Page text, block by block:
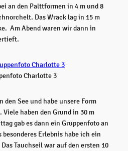
an den Palttformen in 4 m und 8
Das Wrack lag in 15 m
Am Abend waren wir dann in
Charlotte 3
See und habe unsere Form
haben den Grund in 30 m
gab es dann ein Gruppenfoto an
Erlebnis habe ich ein
Tauchseil war auf den ersten 10